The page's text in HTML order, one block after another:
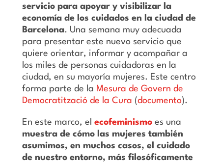
servicio para apoyar y visibilizar la
economía de los cuidados en la ciudad de
Barcelona. Una semana muy adecuada
para presentar este nuevo servicio que
quiere orientar, informar y acompañar a
los miles de personas cuidadoras en la
ciudad, en su mayoría mujeres. Este centro
forma parte de la Mesura de Govern de
Democratització de la Cura (documento).
En este marco, el ecofeminismo es una
muestra de cómo las mujeres también
asumimos, en muchos casos, el cuidado
de nuestro entorno, más filosóficamente